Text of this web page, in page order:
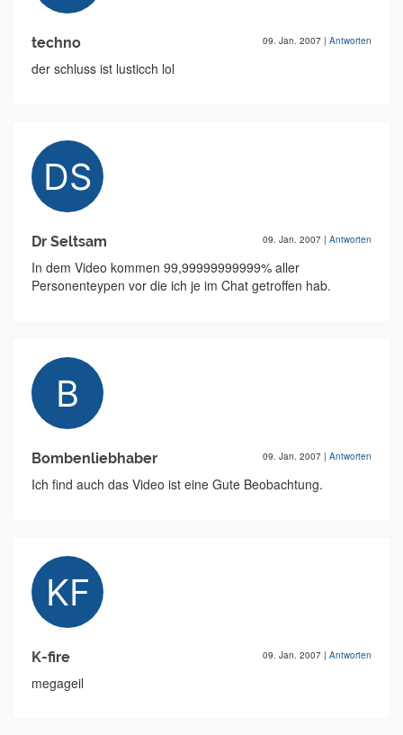
techno 09. Jan. 2007 | Antworten
der schluss ist lusticch lol
Dr Seltsam 09. Jan. 2007 | Antworten
In dem Video kommen 99,99999999999% aller
Personenteypen vor die ich je im Chat getroffen hab.
Bombenliebhaber 09. Jan. 2007 | Antworten
Ich find auch das Video ist eine Gute Beobachtung.
K-fire 09. Jan. 2007 | Antworten
megageil